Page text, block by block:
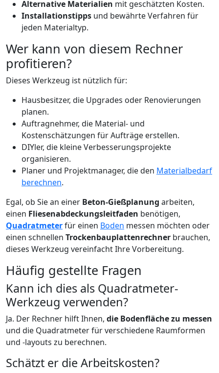
Alternative Materialien mit geschätzten Kosten.
Installationstipps und bewährte Verfahren für
jeden Materialtyp.
Wer kann von diesem Rechner
profitieren?
Dieses Werkzeug ist nützlich für:
Hausbesitzer, die Upgrades oder Renovierungen
planen.
Auftragnehmer, die Material- und
Kostenschätzungen für Aufträge erstellen.
DIYler, die kleine Verbesserungsprojekte
organisieren.
Planer und Projektmanager, die den Materialbedarf
berechnen.
Egal, ob Sie an einer Beton-Gießplanung arbeiten,
einen Fliesenabdeckungsleitfaden benötigen,
Quadratmeterfür einen Boden messen möchten oder
einen schnellen Trockenbauplattenrechner brauchen,
dieses Werkzeug vereinfacht Ihre Vorbereitung.
Häufig gestellte Fragen
Kann ich dies als Quadratmeter-
Werkzeug verwenden?
Ja. Der Rechner hilft Ihnen, die Bodenfläche zu messen
und die Quadratmeter für verschiedene Raumformen
und -layouts zu berechnen.
Schätzt er die Arbeitskosten?